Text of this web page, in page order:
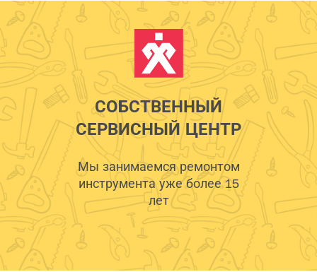
СОБСТВЕННЫЙ
СЕРВИСНЫЙ ЦЕНТР
Мы занимаемся ремонтом
инструмента уже более 15
лет